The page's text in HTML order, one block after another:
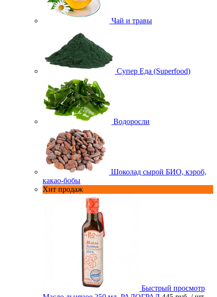
Чай и травы
Супер Еда (Superfood)
Водоросли
Шоколад сырой БИО, кэроб,
какао-бобы
Хит продаж
Быстрый просмотр